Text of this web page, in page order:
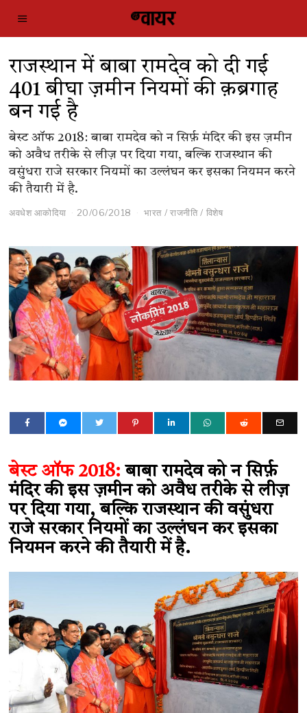
राजस्थान में बाबा रामदेव को दी गई
401 बीघा ज़मीन नियमों की क़ब्रगाह
बन गई है
बेस्ट ऑफ 2018: बाबा रामदेव को न सिर्फ़ मंदिर की इस ज़मीन
को अवैध तरीके से लीज़ पर दिया गया, बल्कि राजस्थान की
वसुंधरा राजे सरकार नियमों का उल्लंघन कर इसका नियमन करने
की तैयारी में है.
अवधेश आकोदिया 20/06/2018 भारत / राजनीति / विशेष
बेस्ट ऑफ 2018: बाबा रामदेव को न सिर्फ़
मंदिर की इस ज़मीन को अवैध तरीके से लीज़
पर दिया गया, बल्कि राजस्थान की वसुंधरा
राजे सरकार नियमों का उल्लंघन कर इसका
नियमन करने की तैयारी में है.